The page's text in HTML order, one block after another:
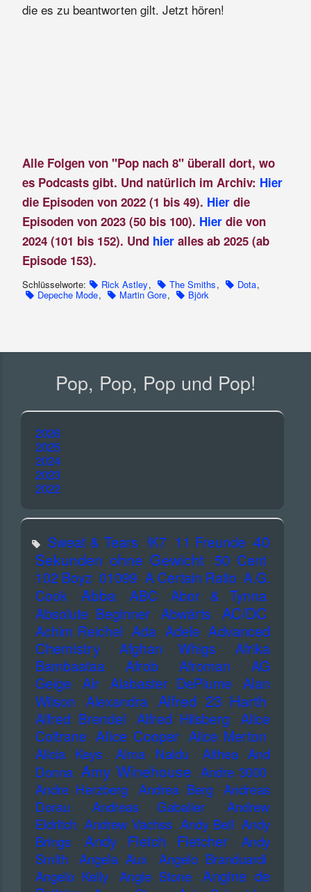
die es zu beantworten gilt. Jetzt hören!
Alle Folgen von "Pop nach 8" überall dort, wo
es Podcasts gibt. Und natürlich im Archiv: Hier
die Episoden von 2022 (1 bis 49). Hierdie
Episoden von 2023 (50 bis 100). Hier die von
2024 (101 bis 152). Und hier alles ab 2025 (ab
Episode 153).
Schlüsselworte: Rick Astley, The Smiths, Dota,
Depeche Mode, Martin Gore, Björk
Pop, Pop, Pop und Pop!
2026
2025
2024
2023
2022
Sweat & Tears !K7 11 Freunde 40
Sekunden ohne Gewicht 50 Cent
102 Boyz 01099 A Certain Ratio A.G.
Cook
Abba ABC
Abor & Tynna
Absolute Beginner Abwärts AC/DC
Achim Reichel Ada Adele Advanced
Chemistry
Afghan Whigs
Afrika
Bambaataa
Afrob Afroman
AG
Geige
Air Alabaster DePlume
Alan
Wilson Alexandra Alfred 23 Harth
Alfred Brendel Alfred Hilsberg
Alice
Coltrane Alice Cooper Alice Merton
Alicia Keys Alma Naidu
Althea And
Donna Amy Winehouse Andre 3000
Andre Herzberg
Andrea Berg
Andreas
Dorau
Andreas Gabalier
Andrew
Eldritch Andrew Vachss Andy Bell Andy
Brings
Andy Fletch Fletcher
Andy
Smith
Angela Aux
Angelo Branduardi
Angelo Kelly
Angie Stone
Angine de